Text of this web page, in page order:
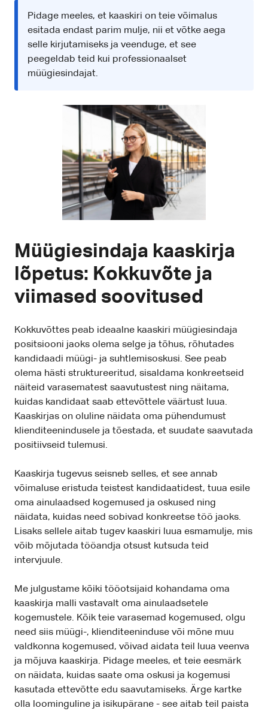
Pidage meeles, et kaaskiri on teie võimalus
esitada endast parim mulje, nii et võtke aega
selle kirjutamiseks ja veenduge, et see
peegeldab teid kui professionaalset
müügiesindajat.
Müügiesindaja kaaskirja
lõpetus: Kokkuvõte ja
viimased soovitused
Kokkuvõttes peab ideaalne kaaskiri müügiesindaja
positsiooni jaoks olema selge ja tõhus, rõhutades
kandidaadi müügi- ja suhtlemisoskusi. See peab
olema hästi struktureeritud, sisaldama konkreetseid
näiteid varasematest saavutustest ning näitama,
kuidas kandidaat saab ettevõttele väärtust luua.
Kaaskirjas on oluline näidata oma pühendumust
klienditeenindusele ja tõestada, et suudate saavutada
positiivseid tulemusi.
Kaaskirja tugevus seisneb selles, et see annab
võimaluse eristuda teistest kandidaatidest, tuua esile
oma ainulaadsed kogemused ja oskused ning
näidata, kuidas need sobivad konkreetse töö jaoks.
Lisaks sellele aitab tugev kaaskiri luua esmamulje, mis
võib mõjutada tööandja otsust kutsuda teid
intervjuule.
Me julgustame kõiki tööotsijaid kohandama oma
kaaskirja malli vastavalt oma ainulaadsetele
kogemustele. Kõik teie varasemad kogemused, olgu
need siis müügi-, klienditeeninduse või mõne muu
valdkonna kogemused, võivad aidata teil luua veenva
ja mõjuva kaaskirja. Pidage meeles, et teie eesmärk
on näidata, kuidas saate oma oskusi ja kogemusi
kasutada ettevõtte edu saavutamiseks. Ärge kartke
olla loominguline ja isikupärane - see aitab teil paista